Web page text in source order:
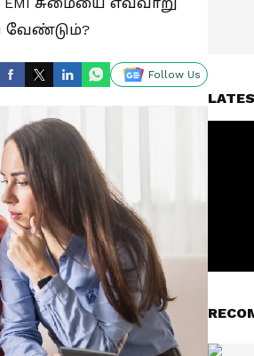
வேண்டும்?
Follow Us